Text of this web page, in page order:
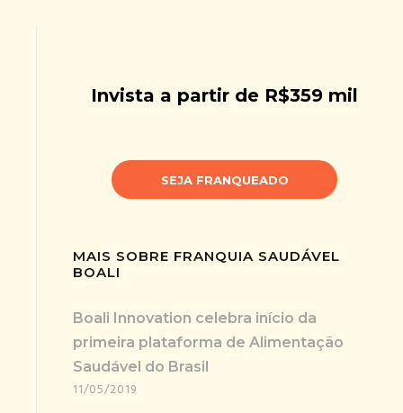
Invista a partir de R$359 mil
SEJA FRANQUEADO
MAIS SOBRE FRANQUIA SAUDÁVEL
BOALI
Boali Innovation celebra início da
primeira plataforma de Alimentação
Saudável do Brasil
11/05/2019